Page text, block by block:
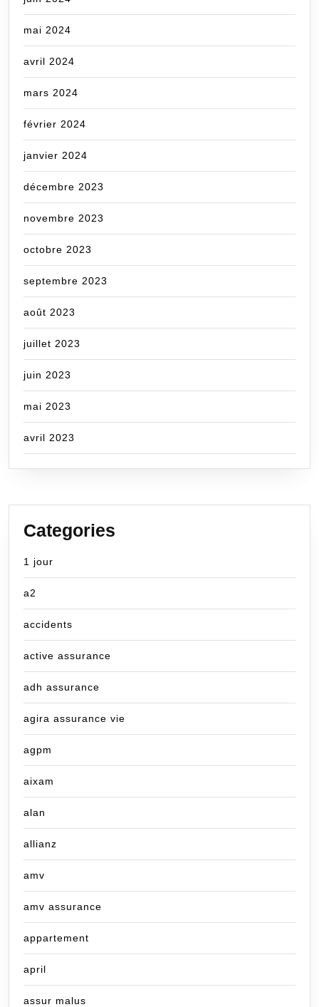
mai 2024
avril 2024
mars 2024
février 2024
janvier 2024
décembre 2023
novembre 2023
octobre 2023
septembre 2023
août 2023
juillet 2023
juin 2023
mai 2023
avril 2023
Categories
1 jour
a2
accidents
active assurance
adh assurance
agira assurance vie
agpm
aixam
alan
allianz
amv
amv assurance
appartement
april
assur malus